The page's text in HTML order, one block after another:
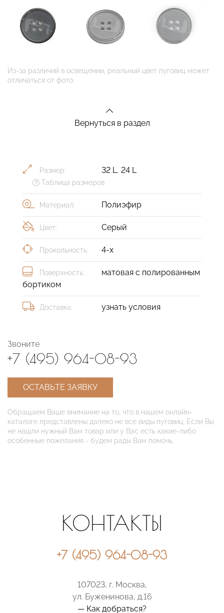
Из-за различий в освещении, реальный цвет пуговиц может
отличаться от фото.
Вернуться в раздел
Размер: 32 L, 24 L
Таблица размеров
Материал: Полиэфир
Цвет: Серый
Прокольность: 4-х
Поверхность:
матовая с полированным
бортиком
Доставка: узнать условия
Звоните
+7 (495) 964-08-93
ОСТАВЬТЕ ЗАЯВКУ
Обращаем Ваше внимание на то, что в нашем онлайн-
каталоге представлены далеко не все виды пуговиц. Если Вы
не нашли нужный Вам товар или у Вас есть какие-либо
особенные пожелания - будем рады Вам помочь.
КОНТАКТЫ
+7 (495) 964-08-93
107023, г. Москва,
ул. Буженинова, д.16
— Как добраться?